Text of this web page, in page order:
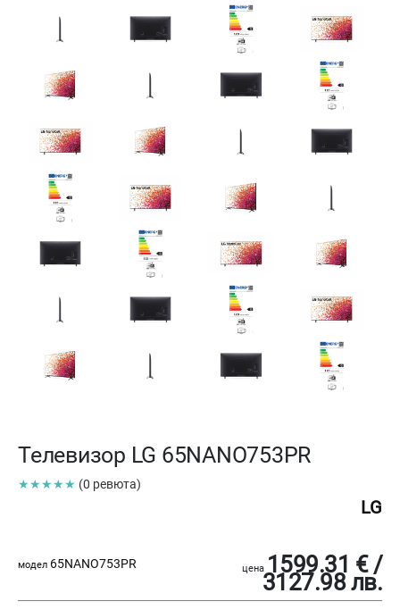
Телевизор LG 65NANO753PR
★★★★★ (0 ревюта)
LG
модел 65NANO753PR цена 1599.31 € /
3127.98 лв.